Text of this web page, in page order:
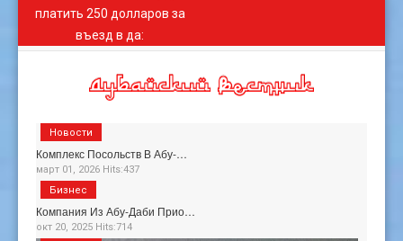
платить 250 долларов за
въезд в да:
Комплекс Посольств В Абу-…
март 01, 2026 Hits:437
Новости
Компания Из Абу-Даби Прио…
окт 20, 2025 Hits:714
Бизнес